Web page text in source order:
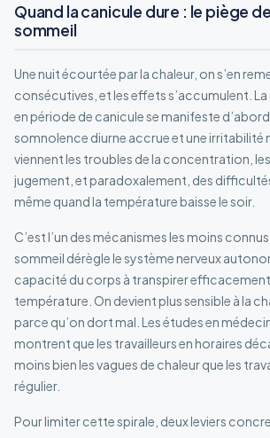
Quand la canicule dure : le piège
sommeil
Une nuit écourtée par la chaleur, on s’en
consécutives, et les effets s’accumulent.
en période de canicule se manifeste
somnolence diurne accrue et une irritabilité
viennent les troubles de la concentration,
jugement, et paradoxalement, des
même quand la température baisse le soir.
C’est l’un des mécanismes les moins
sommeil dérègle le système nerveux
capacité du corps à transpirer efficacement
température. On devient plus sensible à la
parce qu’on dort mal. Les études en
montrent que les travailleurs en horaires
moins bien les vagues de chaleur que les
régulier.
Pour limiter cette spirale, deux leviers